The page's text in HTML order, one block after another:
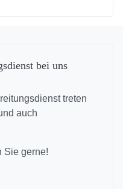
bei uns
treten
auch
Sie gerne!